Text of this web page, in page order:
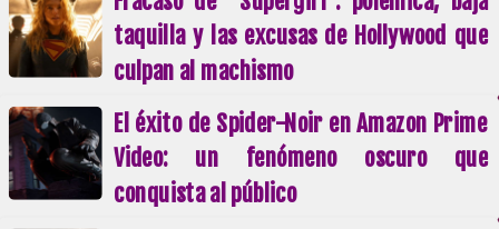
taquilla y las excusas de Hollywood que
culpan al machismo
El éxito de Spider-Noir en Amazon Prime
Video: un fenómeno oscuro que
conquista al público